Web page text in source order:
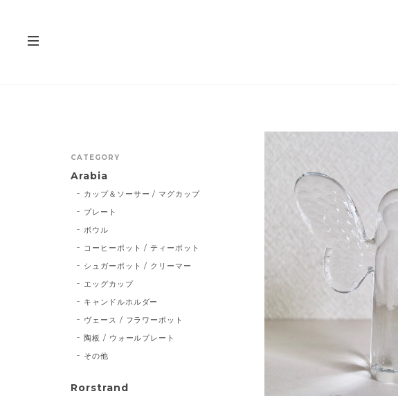
CATEGORY
Arabia
カップ＆ソーサー / マグカップ
プレート
ボウル
コーヒーポット / ティーポット
シュガーポット / クリーマー
エッグカップ
キャンドルホルダー
ヴェース / フラワーポット
陶板 / ウォールプレート
その他
Rorstrand